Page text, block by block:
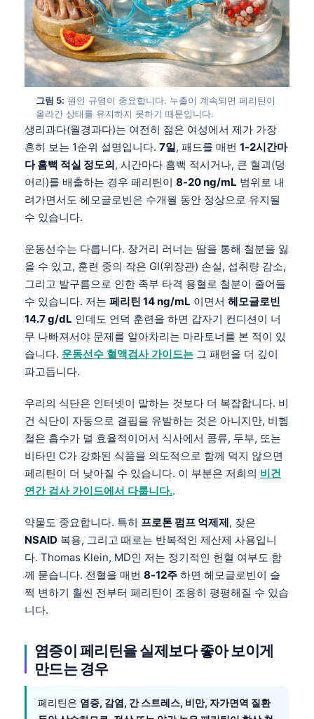
그림 5: 원인 규명이 중요합니다. 누출이 계속되면 페리틴이
올라간 상태를 유지하지 못하기 때문입니다.
생리과다(월경과다)는 여전히 젊은 여성에서 제가 가장
흔히 보는 1순위 설명입니다. 7일, 패드를 매번 1-2시간마
다 흠뻑 적실 정도의, 시간마다 흠뻑 적시거나, 큰 혈괴(덩
어리)를 배출하는 경우 페리틴이 8-20 ng/mL 범위로 내
려가면서도 헤모글로빈은 수개월 동안 정상으로 유지될
수 있습니다.
운동선수는 다릅니다. 장거리 러너는 땀을 통해 철분을 잃
을 수 있고, 훈련 중의 작은 GI(위장관) 손실, 섭취량 감소,
그리고 발구름으로 인한 족부 타격 용혈로 철분이 줄어들
수 있습니다. 저는 페리틴 14 ng/mL 이면서 헤모글로빈
14.7 g/dL 인데도 언덕 훈련을 하면 갑자기 컨디션이 너
무 나빠져서야 문제를 알아차리는 마라토너를 본 적이 있
습니다. 운동선수 혈액검사 가이드는 그 패턴을 더 깊이
파고듭니다.
우리의 식단은 인터넷이 말하는 것보다 더 복잡합니다. 비
건 식단이 자동으로 결핍을 유발하는 것은 아니지만, 비헴
철은 흡수가 덜 효율적이어서 식사에서 콩류, 두부, 또는
비타민 C가 강화된 식품을 의도적으로 함께 먹지 않으면
페리틴이 더 낮아질 수 있습니다. 이 부분은 저희의 비건
연간 검사 가이드에서 다룹니다..
약물도 중요합니다. 특히 프로톤 펌프 억제제, 잦은
NSAID 복용, 그리고 때로는 반복적인 제산제 사용입니
다. Thomas Klein, MD인 저는 정기적인 헌혈 여부도 함
께 묻습니다. 전혈을 매번 8-12주 하면 헤모글로빈이 슬
쩍 변하기 훨씬 전부터 페리틴이 조용히 평평해질 수 있습
니다.
염증이 페리틴을 실제보다 좋아 보이게
만드는 경우
페리틴은 염증, 감염, 간 스트레스, 비만, 자가면역 질환